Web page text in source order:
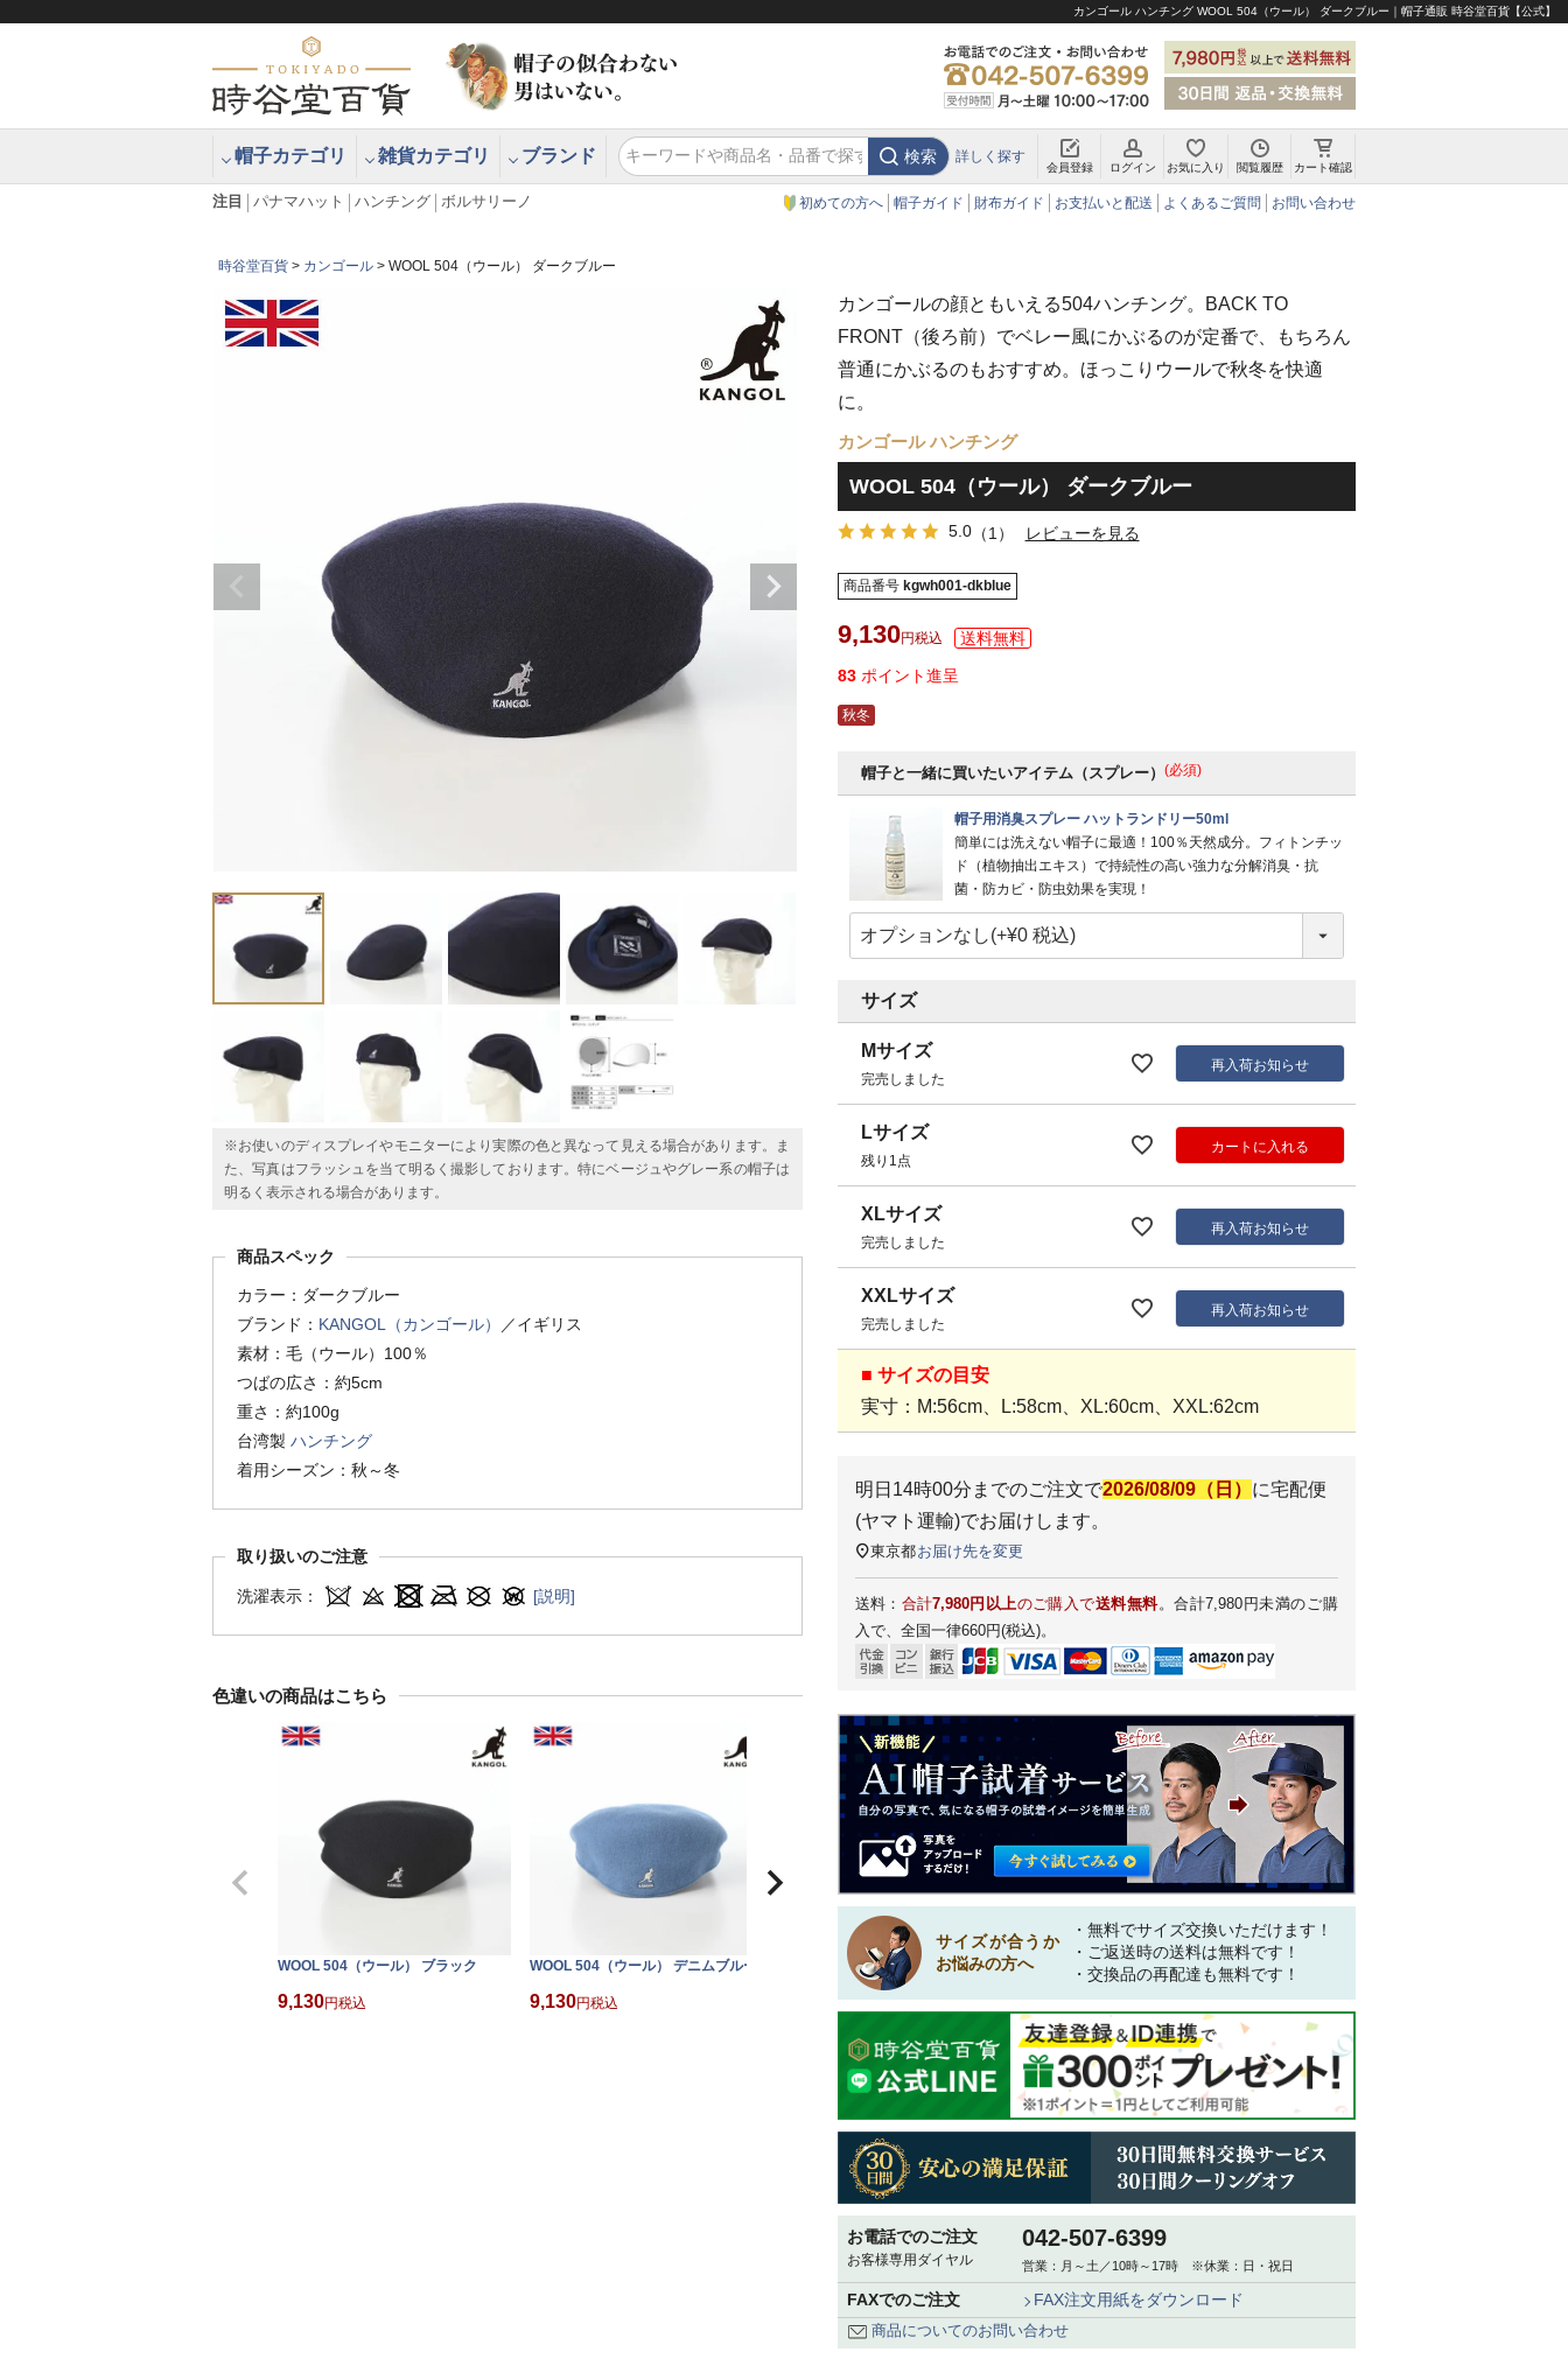
カンゴール ハンチング WOOL 504（ウール） ダークブルー｜帽子通販 時谷堂百貨【公式】
帽子カテゴリ 雑貨カテゴリ ブランド 検索 詳しく探す
会員登録 ログイン お気に入り 閲覧履歴 カート確認
注目 パナマハット ハンチング ボルサリーノ 初めての方へ 帽子ガイド 財布ガイド お支払いと配送 よくあるご質問 お問い合わせ
時谷堂百貨 カンゴール WOOL 504（ウール） ダークブルー
※お使いのディスプレイやモニターにより実際の色と異なって見える場合があります。ま
た、写真はフラッシュを当て明るく撮影しております。特にベージュやグレー系の帽子は
明るく表示される場合があります。
商品スペック
カラー：ダークブルー
ブランド： KANGOL（カンゴール）
／イギリス
素材：毛（ウール）100％
つばの広さ：約5cm
重さ：約100g
台湾製 ハンチング
着用シーズン：秋～冬
取り扱いのご注意
洗濯表示： [説明]
色違いの商品はこちら
WOOL 504（ウール） ブラック
9,130 税込
WOOL 504（ウール） デニムブルー
9,130 税込
WOOL 504（ウール） ブラックゴー
WOOL 504（ウール） ヘイジーイン
9,130 税込
カンゴールの顔ともいえる504ハンチング。BACK TO
FRONT（後ろ前）でベレー風にかぶるのが定番で、もちろん
普通にかぶるのもおすすめ。ほっこりウールで秋冬を快適
に。
カンゴール ハンチング
WOOL 504（ウール） ダークブルー
5.0（1） レビューを見る
商品番号 kgwh001-dkblue
9,130 税込
83 ポイント進呈
秋冬
帽子と一緒に買いたいアイテム（スプレー） (必須)
帽子用消臭スプレー ハットランドリー50ml
簡単には洗えない帽子に最適！100％天然成分。フィトンチッ
ド（植物抽出エキス）で持続性の高い強力な分解消臭・抗
菌・防カビ・防虫効果を実現！
サイズ
Mサイズ
完売しました
再入荷お知らせ
Lサイズ
残り1点
カートに入れる
XLサイズ
完売しました
再入荷お知らせ
XXLサイズ
完売しました
再入荷お知らせ
■ サイズの目安
実寸：M:56cm、L:58cm、XL:60cm、XXL:62cm
明日 14時00分 までのご注文で2026/08/09（日） に宅配便
(ヤマト運輸)でお届けします。
東京都お届け先を変更
送料： 合計7,980円以上のご購入で送料無料。合計7,980円未満のご購
入で、全国一律660円(税込)。
サイズが合うか
お悩みの方へ
・無料でサイズ交換いただけます！
・ご返送時の送料は無料です！
・交換品の再配達も無料です！
お電話でのご注文
お客様専用ダイヤル
042-507-6399
営業：月～土／10時～17時 ※休業：日・祝日
FAXでのご注文 FAX注文用紙をダウンロード
商品についてのお問い合わせ